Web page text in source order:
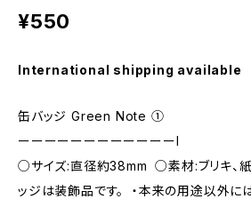
¥550
International shipping available
缶バッジ Green Note ①
ーーーーーーーーーーーーl
○サイズ:直径約38mm ○素材:ブリキ、
ッジは装飾品です。 ・本来の用途以外に